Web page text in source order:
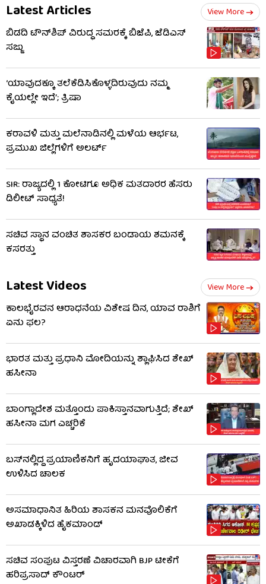
Latest Articles View More
ಬಿಡದಿ ಟೌನ್‌ಶಿಪ್ ವಿರುದ್ಧ ಸಮರಕ್ಕೆ ಬಿಜೆಪಿ, ಜೆಡಿಎಸ್
ಸಜ್ಜು
‘ಯಾವುದಕ್ಕೂ ತಲೆಕೆಡಿಸಿಕೊಳ್ಳದಿರುವುದು ನಮ್ಮ
ಕೈಯಲ್ಲೇ ಇದೆ’; ತ್ರಿಷಾ
ಕರಾವಳಿ ಮತ್ತು ಮಲೆನಾಡಿನಲ್ಲಿ ಮಳೆಯ ಆರ್ಭಟ,
ಪ್ರಮುಖ ಜಿಲ್ಲೆಗಳಿಗೆ ಅಲರ್ಟ್
SIR: ರಾಜ್ಯದಲ್ಲಿ 1 ಕೋಟಿಗೂ ಅಧಿಕ ಮತದಾರರ ಹೆಸರು
ಡಿಲೀಟ್ ಸಾಧ್ಯತೆ!
ಸಚಿವ ಸ್ಥಾನ ವಂಚಿತ ಶಾಸಕರ ಬಂಡಾಯ ಶಮನಕ್ಕೆ
ಕಸರತ್ತು
Latest Videos View More
ಕಾಲಭೈರವನ ಆರಾಧನೆಯ ವಿಶೇಷ ದಿನ, ಯಾವ ರಾಶಿಗೆ
ಏನು ಫಲ?
ಭಾರತ ಮತ್ತು ಪ್ರಧಾನಿ ಮೋದಿಯನ್ನು ಶ್ಲಾಘಿಸಿದ ಶೇಖ್
ಹಸೀನಾ
ಬಾಂಗ್ಲಾದೇಶ ಮತ್ತೊಂದು ಪಾಕಿಸ್ತಾನವಾಗುತ್ತಿದೆ; ಶೇಖ್
ಹಸೀನಾ ಮಗ ಎಚ್ಚರಿಕೆ
ಬಸ್‌ನಲ್ಲಿದ್ದ ಪ್ರಯಾಣಿಕನಿಗೆ ಹೃದಯಾಘಾತ, ಜೀವ
ಉಳಿಸಿದ ಚಾಲಕ
ಅಸಮಾಧಾನಿತ ಹಿರಿಯ ಶಾಸಕನ ಮನವೊಲಿಕೆಗೆ
ಅಖಾಡಕ್ಕಿಳಿದ ಹೈಕಮಾಂಡ್
ಸಚಿವ ಸಂಪುಟ ವಿಸ್ತರಣೆ ವಿಚಾರವಾಗಿ BJP ಟೀಕೆಗೆ
ಹರಿಪ್ರಸಾದ್ ಕೌಂಟರ್​​